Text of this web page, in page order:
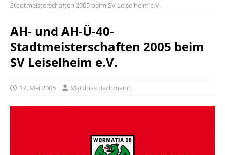
Stadtmeisterschaften 2005 beim SV Leiselheim e.V.
AH- und AH-Ü-40-
Stadtmeisterschaften 2005 beim
SV Leiselheim e.V.
17. Mai 2005 Matthias Bachmann